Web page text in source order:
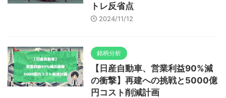
トレ反省点
2024/11/12
銘柄分析
【日産自動車、営業利益90%減
の衝撃】再建への挑戦と5000億
円コスト削減計画